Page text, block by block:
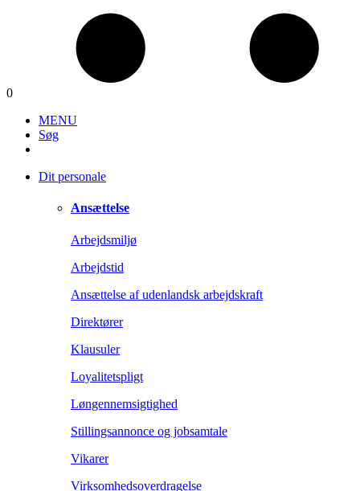
0
MENU
Søg
Dit personale
Ansættelse
Arbejdsmiljø
Arbejdstid
Ansættelse af udenlandsk arbejdskraft
Direktører
Klausuler
Loyalitetspligt
Løngennemsigtighed
Stillingsannonce og jobsamtale
Vikarer
Virksomhedsoverdragelse